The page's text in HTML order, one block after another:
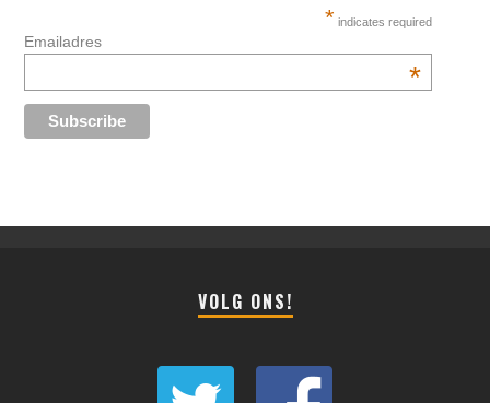
* indicates required
Emailadres
*
VOLG ONS!